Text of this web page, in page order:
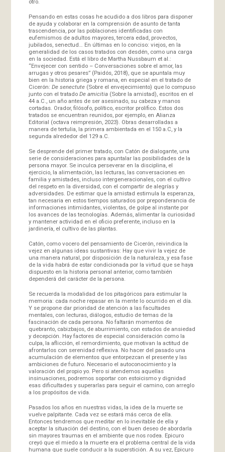
Pensando en estas cosas he acudido a dos libros para disponer
de ayuda y colaborar en la comprensión de asunto de tanta
trascendencia, por las poblaciones identificadas con
eufemismos de adultos mayores, tercera edad, provectos,
jubilados, senectud… En últimas en lo conciso: viejos, en la
generalidad de los casos tratados con desdén, como una carga
en la sociedad. Está el libro de Martha Nussbaum et al.:
“Envejecer con sentido – Conversaciones sobre el amor, las
arrugas y otros pesares” (Paidós, 2018), que se apuntala muy
bien en la historia griega y romana, en especial en el tratado de
Cicerón: De senectute(Sobre el envejecimiento) que lo compuso
junto con el tratado De amicitia(Sobre la amistad), escritos en el
44 a.C., un año antes de ser asesinado, su cabeza y manos
cortadas. Orador, filósofo, político, escritor prolífico. Estos dos
tratados se encuentran reunidos, por ejemplo, en Alianza
Editorial (octava reimpresión, 2023). Obras desarrolladas a
manera de tertulia, la primera ambientada en el 150 a.C, y la
segunda alrededor del 129 a.C.
Se desprende del primer tratado, con Catón de dialogante, una
serie de consideraciones para apuntalar las posibilidades de la
persona mayor. Se inculca perseverar en la disciplina, el
ejercicio, la alimentación, las lecturas, las conversaciones en
familia y amistades, incluso intergeneracionales, con el cultivo
del respeto en la diversidad, con el compartir de alegrías y
adversidades. De estimar que la amistad estimula la esperanza,
tan necesaria en estos tiempos saturados por preponderancia de
informaciones intimidantes, violentas, de golpe al instante por
los avances de las tecnologías. Además, alimentar la curiosidad
y mantener actividad en el oficio preferente, incluso en la
jardinería, el cultivo de las plantas.
Catón, como vocero del pensamiento de Cicerón, reivindica la
vejez en algunas ideas sustantivas: Hay que vivir la vejez de
una manera natural, por disposición de la naturaleza, y esa fase
de la vida habrá de estar condicionada por la virtud que se haya
dispuesto en la historia personal anterior, como también
dependerá del carácter de la persona.
Se recuerda la modalidad de los pitagóricos para estimular la
memoria: cada noche repasar en la mente lo ocurrido en el día.
Y se propone dar prioridad de atención a las facultades
mentales, con lecturas, diálogos, estudio de temas de la
fascinación de cada persona. No faltarán momentos de
quebranto, cabizbajos, de aburrimiento, con estados de ansiedad
y decepción. Hay factores de especial consideración como la
culpa, la aflicción, el remordimiento, que motivan la actitud de
afrontarlos con serenidad reflexiva. No hacer del pasado una
acumulación de elementos que entorpezcan el presente y las
ambiciones de futuro. Necesario el autoconocimiento y la
valoración del propio yo. Pero si atendemos aquellas
insinuaciones, podremos soportar con estoicismo y dignidad
esas dificultades y superarlas para seguir el camino, con arreglo
a los propósitos de vida.
Pasados los años en nuestras vidas, la idea de la muerte se
vuelve palpitante. Cada vez se estará más cerca de ella.
Entonces tendremos que meditar en lo inevitable de ella y
aceptar la situación del destino, con el buen deseo de abordarla
sin mayores traumas en el ambiente que nos rodea. Epicuro
creyó que el miedo a la muerte era el problema central de la vida
humana que suele conducir a la superstición. A su vez, Epicuro